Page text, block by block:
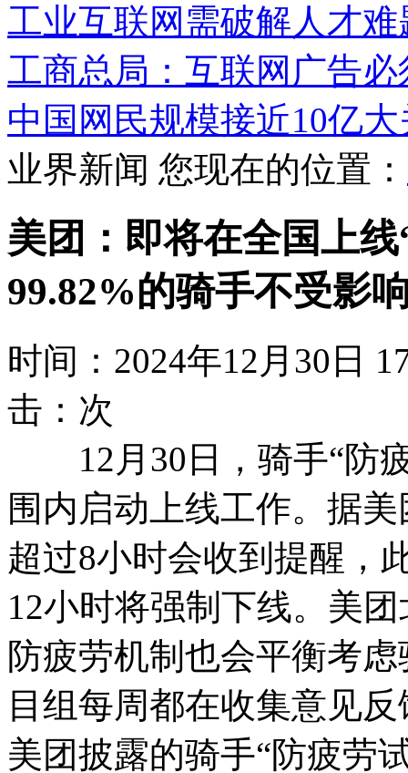
工业互联网需破解人才难
工商总局：互联网广告
中国网民规模接近10亿
业界新闻 您现在的位置：
美团：即将在全国上
99.82%的骑手不受影
时间：2024年12月30
击： 次
12月30日，骑手“防疲
围内启动上线工作。据
超过8小时会收到提醒，
12小时将强制下线。美
防疲劳机制也会平衡考
目组每周都在收集意见
美团披露的骑手“防疲劳